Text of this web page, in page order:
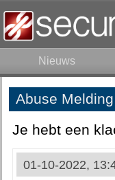
Nieuws
Abuse Melding
Je hebt een
01-10-2022,